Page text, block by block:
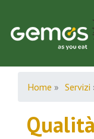
Home » Servizi